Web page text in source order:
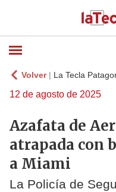
Volver| La Tecla
12 de agosto de 2025
Azafata de
atrapada con
a Miami
La Policía de